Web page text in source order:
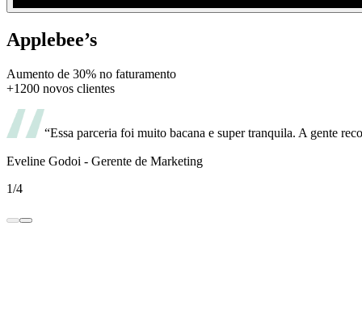
Applebee’s
Aumento de 30% no faturamento
+1200 novos clientes
“Essa parceria foi muito bacana e super tranquila. A gente
Eveline Godoi - Gerente de Marketing
1/4